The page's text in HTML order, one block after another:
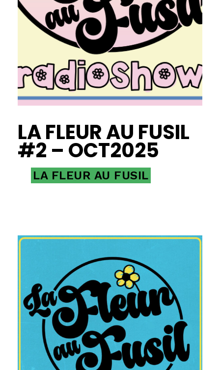
LA FLEUR AU FUSIL
#2 – OCT2025
LA FLEUR AU FUSIL